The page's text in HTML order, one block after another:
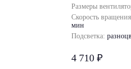
Размеры
Скорость
мин
Подсветка:
4 710 ₽